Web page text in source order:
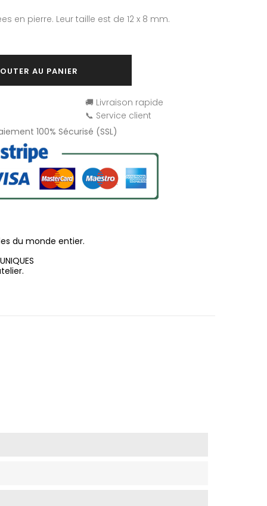
en pierre. Leur taille est de 12 x 8 mm.
AU PANIER
🚚 Livraison rapide
📞 Service client
100% Sécurisé (SSL)
du monde entier.